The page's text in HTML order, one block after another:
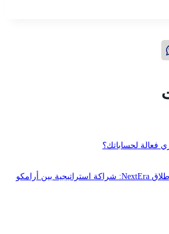
لحساباتك؟
ملتيميديا تنظم بنجاح حدث إطلاق NextEra: شراكة استراتيجية بين أرامكو